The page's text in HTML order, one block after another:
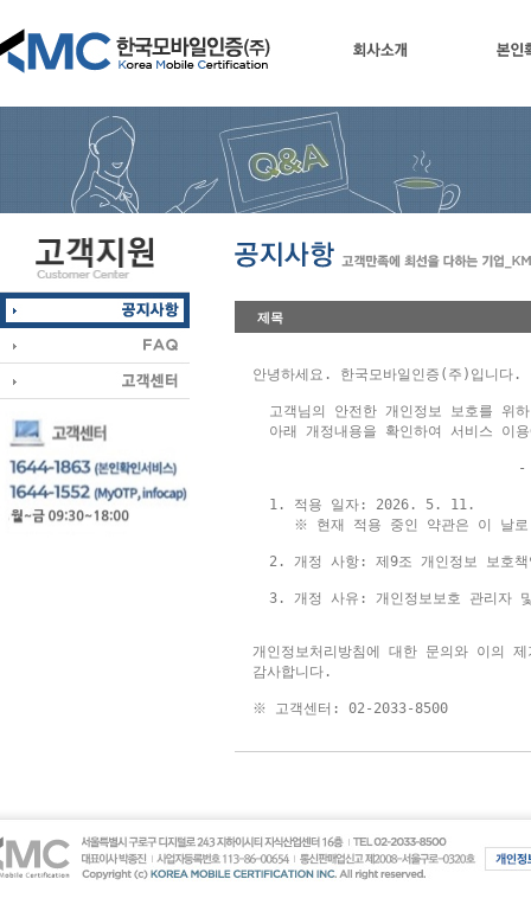
제목
안녕하세요. 한국모바일인증(주)입니다.
고객님의 안전한 개인정보 보호를 위
아래 개정내용을 확인하여 서비스 이
-
  1. 적용 일자: 2026. 5. 11.
※ 현재 적용 중인 약관은 이 날로
2. 개정 사항: 제9조 개인정보 보호
개인정보처리방침에 대한 문의와 이의
감사합니다.
※ 고객센터: 02-2033-8500